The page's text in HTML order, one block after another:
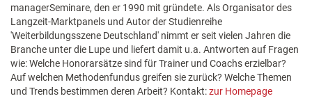
managerSeminare, den er 1990 mit gründete. Als Organisator des
Langzeit-Marktpanels und Autor der Studienreihe
'Weiterbildungsszene Deutschland' nimmt er seit vielen Jahren die
Branche unter die Lupe und liefert damit u.a. Antworten auf Fragen
wie: Welche Honorarsätze sind für Trainer und Coachs erzielbar?
Auf welchen Methodenfundus greifen sie zurück? Welche Themen
und Trends bestimmen deren Arbeit? Kontakt:zur Homepage